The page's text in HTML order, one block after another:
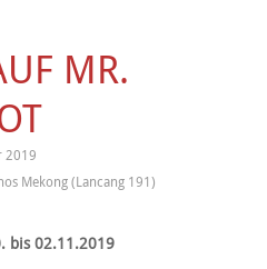
MR.
2019
Mekong (Lancang 191)
bis 02.11.2019